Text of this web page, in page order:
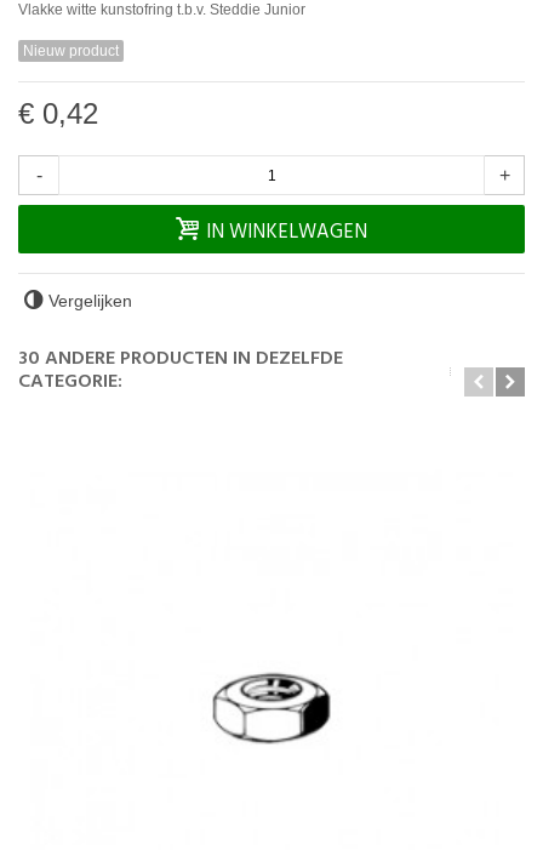
Vlakke witte kunstofring t.b.v. Steddie Junior
Nieuw product
€ 0,42
- +
IN WINKELWAGEN
Vergelijken
30 ANDERE PRODUCTEN IN DEZELFDE
CATEGORIE: